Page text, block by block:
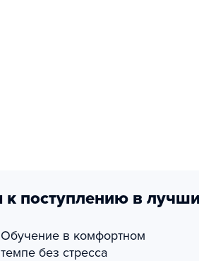
к поступлению в
Обучение в комфортном
темпе без стресса